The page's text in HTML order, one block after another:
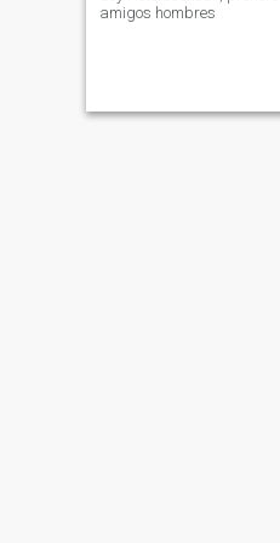
amigos hombres